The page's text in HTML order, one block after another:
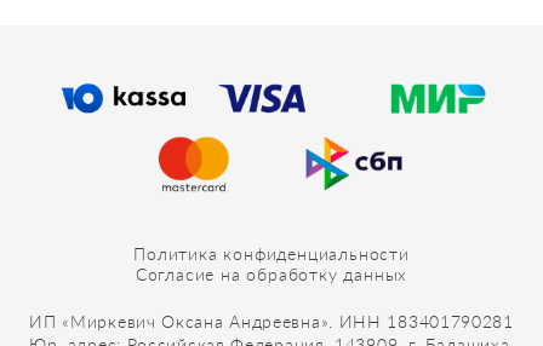
Политика конфиденциальности
Согласие на обработку данных
ИП «Миркевич Оксана Андреевна». ИНН 183401790281